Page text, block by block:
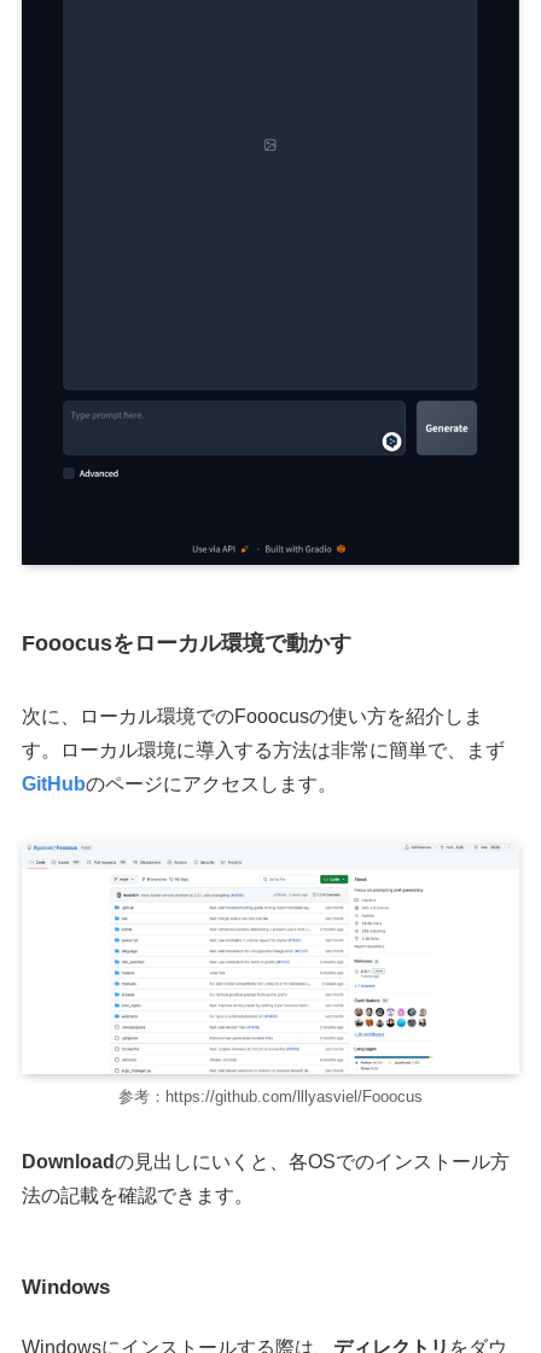
Fooocusをローカル環境で動かす
次に、ローカル環境でのFooocusの使い方を紹介しま
す。ローカル環境に導入する方法は非常に簡単で、まず
GitHubのページにアクセスします。
参考：https://github.com/lllyasviel/Fooocus
Downloadの見出しにいくと、各OSでのインストール方
法の記載を確認できます。
Windows
Windowsにインストールする際は、 ディレクトリ をダウ